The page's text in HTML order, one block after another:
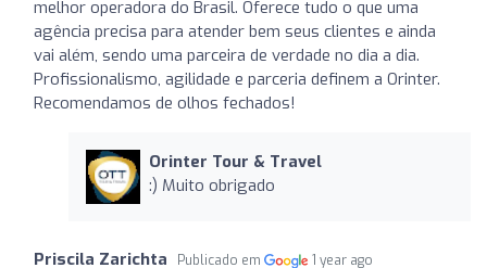
melhor operadora do Brasil. Oferece tudo o que uma
agência precisa para atender bem seus clientes e ainda
vai além, sendo uma parceira de verdade no dia a dia.
Profissionalismo, agilidade e parceria definem a Orinter.
Recomendamos de olhos fechados!
Orinter Tour & Travel
:) Muito obrigado
Priscila Zarichta Publicado em 1 year ago